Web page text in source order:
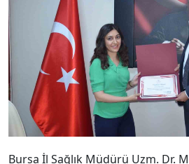
Bursa İl Sağlık Müdürü Uzm. Dr.